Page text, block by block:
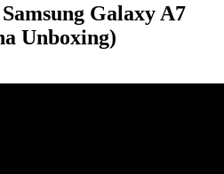
Galaxy A7
Unboxing)